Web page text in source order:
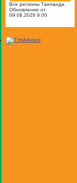
Все регионы Таиланда.
Обновление от
09.08.2026 6:00